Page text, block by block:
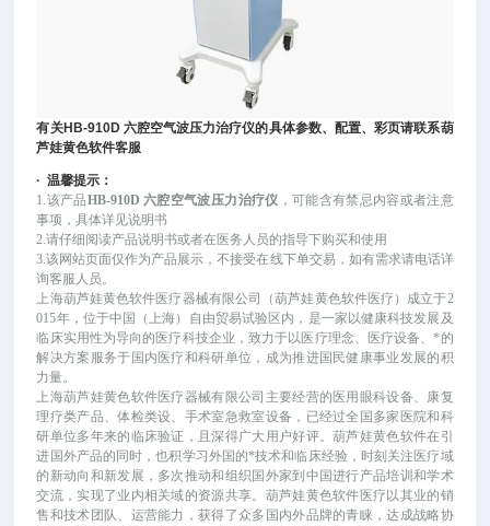
有关HB-910D 六腔空气波压力治疗仪的具体参数、配置、彩页请联系葫
芦娃黄色软件客服
·温馨提示：
1.该产品HB-910D 六腔空气波压力治疗仪 ，可能含有禁忌内容或者注意
事项，具体详见说明书
2.请仔细阅读产品说明书或者在医务人员的指导下购买和使用
3.该网站页面仅作为产品展示，不接受在线下单交易，如有需求请电话详
询客服人员。
上海葫芦娃黄色软件医疗器械有限公司（葫芦娃黄色软件医疗）成立于2
015年，位于中国（上海）自由贸易试验区内，是一家以健康科技发展及
临床实用性为导向的医疗科技企业，致力于以医疗理念、医疗设备、*的
解决方案服务于国内医疗和科研单位，成为推进国民健康事业发展的积
力量。
上海葫芦娃黄色软件医疗器械有限公司主要经营的医用眼科设备、康复
理疗类产品、体检类设、手术室急救室设备，已经过全国多家医院和科
研单位多年来的临床验证，且深得广大用户好评。葫芦娃黄色软件在引
进国外产品的同时，也积学习外国的*技术和临床经验，时刻关注医疗域
的新动向和新发展，多次推动和组织国外家到中国进行产品培训和学术
交流，实现了业内相关域的资源共享。葫芦娃黄色软件医疗以其业的销
售和技术团队、运营能力，获得了众多国内外品牌的青睐，达成战略协